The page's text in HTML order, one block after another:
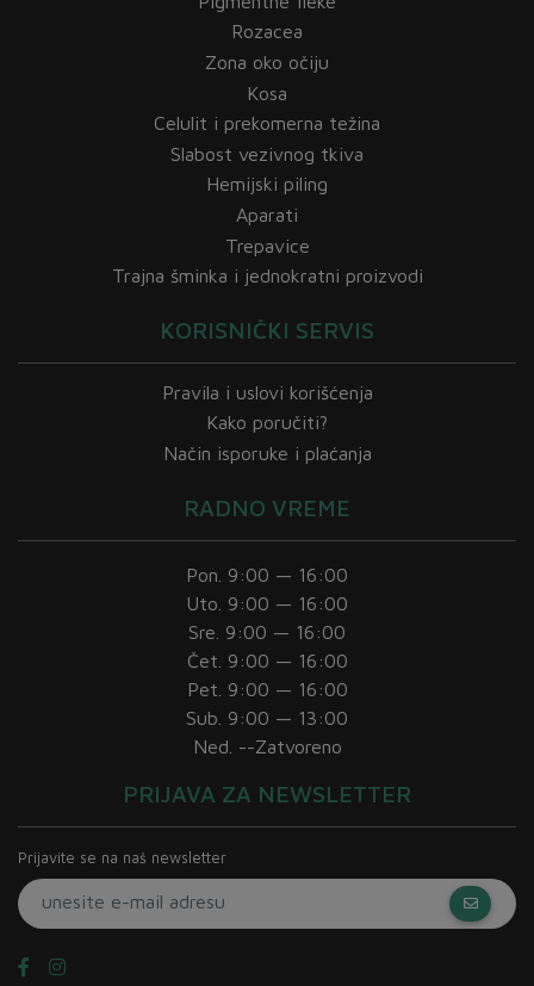
Rozacea
Zona oko očiju
Kosa
Celulit i prekomerna težina
Slabost vezivnog tkiva
Hemijski piling
Aparati
Trepavice
Trajna šminka i jednokratni proizvodi
KORISNIČKI SERVIS
Pravila i uslovi korišćenja
Kako poručiti?
Način isporuke i plaćanja
RADNO VREME
Pon. 9:00 — 16:00
Uto. 9:00 — 16:00
Sre. 9:00 — 16:00
Čet. 9:00 — 16:00
Pet. 9:00 — 16:00
Sub. 9:00 — 13:00
Ned. --Zatvoreno
PRIJAVA ZA NEWSLETTER
Prijavite se na naš newsletter